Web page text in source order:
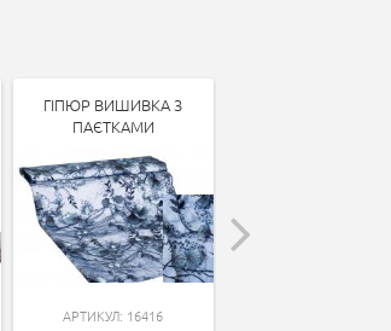
ГІПЮР ВИШИВКА З
ПАЄТКАМИ
АРТИКУЛ: 16416